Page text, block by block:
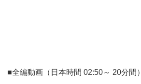
■全編動画（日本時間 02:50～ 20分間）